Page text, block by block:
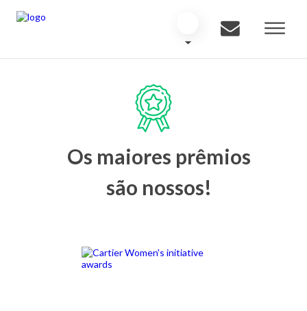
Os maiores prêmios
são nossos!